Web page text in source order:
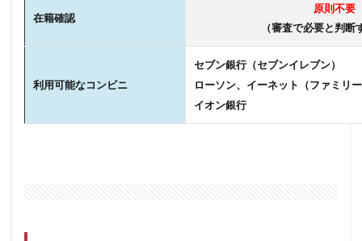
在籍確認
原則不要
（審査で必要と判断
利用可能なコンビニ
セブン銀行（セブンイレブン）
ローソン、イーネット（ファミリ
イオン銀行